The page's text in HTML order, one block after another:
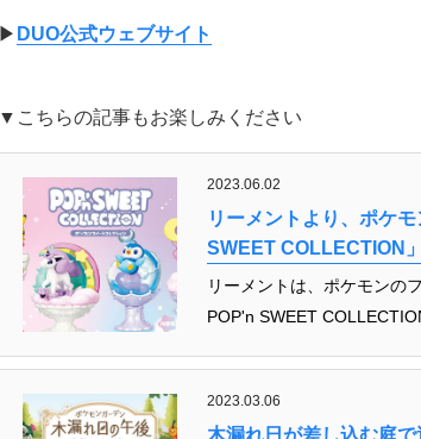
▶︎ DUO公式ウェブサイト
▼こちらの記事もお楽しみください
2023.06.02
リーメントより、ポケ
SWEET COLLECTION
リーメントは、ポケモンの
POP'n SWEET
2023.03.06
木漏れ日が差し込む庭